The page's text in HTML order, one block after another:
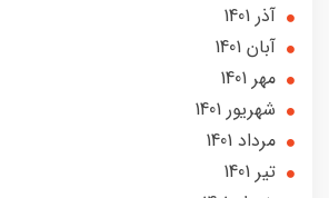
آذر 1401
آبان 1401
مهر 1401
شهریور 1401
مرداد 1401
تير 1401